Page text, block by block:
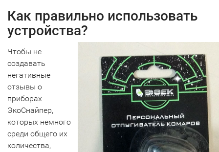
Как правильно использовать
устройства?
Чтобы не
создавать
негативные
отзывы о
приборах
ЭкоСнайпер,
которых немного
среди общего их
количества,